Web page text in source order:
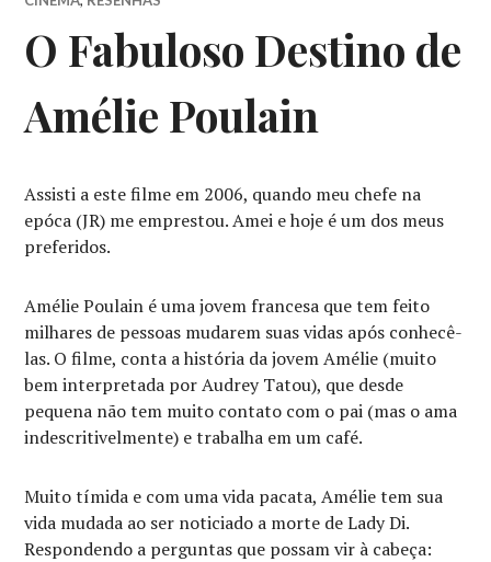
O Fabuloso Destino de
Amélie Poulain
Assisti a este filme em 2006, quando meu chefe na
epóca (JR) me emprestou. Amei e hoje é um dos meus
preferidos.
Amélie Poulain é uma jovem francesa que tem feito
milhares de pessoas mudarem suas vidas após conhecê-
las. O filme, conta a história da jovem Amélie (muito
bem interpretada por Audrey Tatou), que desde
pequena não tem muito contato com o pai (mas o ama
indescritivelmente) e trabalha em um café.
Muito tímida e com uma vida pacata, Amélie tem sua
vida mudada ao ser noticiado a morte de Lady Di.
Respondendo a perguntas que possam vir à cabeça: